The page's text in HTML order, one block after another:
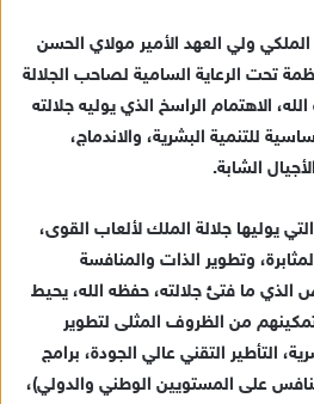
ولي العهد الأمير مولاي الحسن
تحت الرعاية السامية لصاحب الجلالة
الاهتمام الراسخ الذي يوليه جلالته
للتنمية البشرية، والاندماج،
الشابة.
يوليها جلالة الملك لألعاب القوى،
وتطوير الذات والمنافسة
الذي ما فتئ جلالته، حفظه الله، يحيط
من الظروف المثلى لتطوير
التأطير التقني عالي الجودة، برامج
على المستويين الوطني والدولي)،